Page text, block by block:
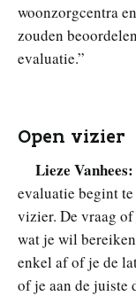
woonzorgcentra
zouden
evaluatie.”
Open vizier
Lieze Vanhees:
evaluatie begint
vizier. De vraag
wat je wil
enkel af of je de
of je aan de juiste